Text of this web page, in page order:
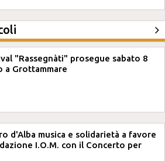
"Rassegnàti" prosegue sabato 8
a Grottammare
d'Alba musica e solidarietà a favore
I.O.M. con il Concerto per